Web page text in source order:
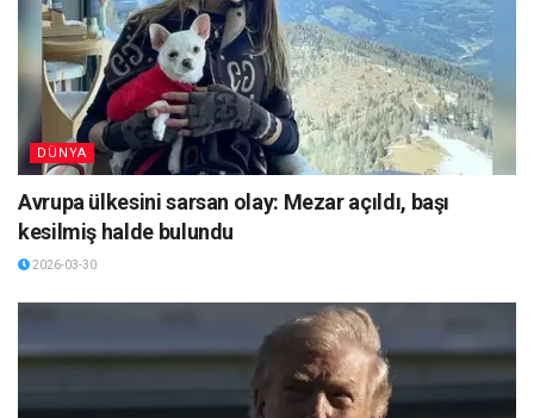
DÜNYA
Avrupa ülkesini sarsan olay: Mezar açıldı, başı
kesilmiş halde bulundu
2026-03-30